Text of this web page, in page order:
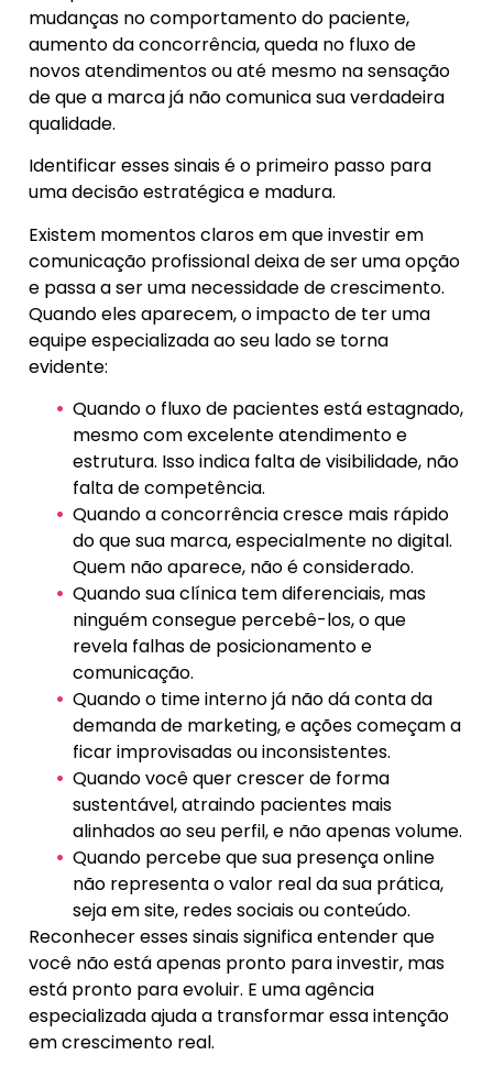
mudanças no comportamento do paciente,
aumento da concorrência, queda no fluxo de
novos atendimentos ou até mesmo na sensação
de que a marca já não comunica sua verdadeira
qualidade.
Identificar esses sinais é o primeiro passo para
uma decisão estratégica e madura.
Existem momentos claros em que investir em
comunicação profissional deixa de ser uma opção
e passa a ser uma necessidade de crescimento.
Quando eles aparecem, o impacto de ter uma
equipe especializada ao seu lado se torna
evidente:
Quando o fluxo de pacientes está estagnado,
mesmo com excelente atendimento e
estrutura. Isso indica falta de visibilidade, não
falta de competência.
Quando a concorrência cresce mais rápido
do que sua marca, especialmente no digital.
Quem não aparece, não é considerado.
Quando sua clínica tem diferenciais, mas
ninguém consegue percebê-los, o que
revela falhas de posicionamento e
comunicação.
Quando o time interno já não dá conta da
demanda de marketing, e ações começam a
ficar improvisadas ou inconsistentes.
Quando você quer crescer de forma
sustentável, atraindo pacientes mais
alinhados ao seu perfil, e não apenas volume.
Quando percebe que sua presença online
não representa o valor real da sua prática,
seja em site, redes sociais ou conteúdo.
Reconhecer esses sinais significa entender que
você não está apenas pronto para investir, mas
está pronto para evoluir. E uma agência
especializada ajuda a transformar essa intenção
em crescimento real.